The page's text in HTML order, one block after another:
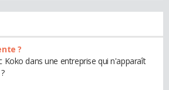
?
Koko dans une entreprise qui n'apparaît